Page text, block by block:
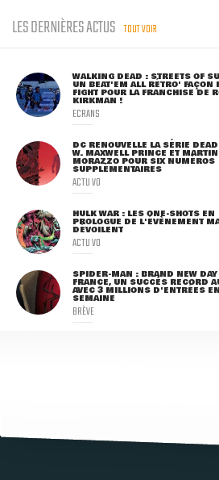
LES DERNIÈRES ACTUS TOUT VOIR
WALKING DEAD : STREETS OF
UN BEAT'EM ALL RÉTRO' FAÇON
FIGHT POUR LA FRANCHISE DE
KIRKMAN !
ECRANS
DC RENOUVELLE LA SÉRIE
W. MAXWELL PRINCE ET MARTIN
MORAZZO POUR SIX NUMÉROS
SUPPLÉMENTAIRES
ACTU VO
HULK WAR : LES ONE-SHOTS EN
PROLOGUE DE L'ÉVÈNEMENT
DÉVOILENT
ACTU VO
SPIDER-MAN : BRAND NEW DAY
FRANCE, UN SUCCÈS RECORD
AVEC 3 MILLIONS D'ENTRÉES
SEMAINE
BRÈVE